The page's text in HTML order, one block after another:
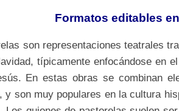
Formatos editables
son representaciones teatrales
típicamente enfocándose en
En estas obras se combinan
y son muy populares en la cultura